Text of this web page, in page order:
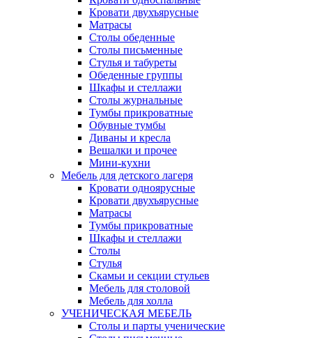
Кровати двухъярусные
Матрасы
Столы обеденные
Столы письменные
Стулья и табуреты
Обеденные группы
Шкафы и стеллажи
Столы журнальные
Тумбы прикроватные
Обувные тумбы
Диваны и кресла
Вешалки и прочее
Мини-кухни
Мебель для детского лагеря
Кровати одноярусные
Кровати двухъярусные
Матрасы
Тумбы прикроватные
Шкафы и стеллажи
Столы
Стулья
Скамьи и секции стульев
Мебель для столовой
Мебель для холла
УЧЕНИЧЕСКАЯ МЕБЕЛЬ
Столы и парты ученические